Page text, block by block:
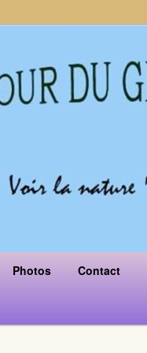
Photos Contact